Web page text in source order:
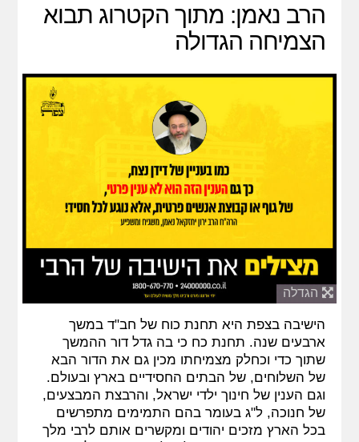
הרב נאמן: מתוך הקטרוג תבוא
הצמיחה הגדולה
הגדלה
הישיבה בצפת היא תחנת כוח של חב"ד במשך
ארבעים שנה. תחנת כח כי בה גדל דור ההמשך
שתוך כדי וכחלק מצמיחתו מכין גם את הדור הבא
של השלוחים, של הבתים החסידיים בארץ ובעולם.
וגם הענין של חינוך ילדי ישראל, והרבצת המבצעים,
של חנוכה, ל"ג בעומר בהם התמימים מתפרשים
בכל הארץ מזכים יהודים ומקשרים אותם לרבי מלך